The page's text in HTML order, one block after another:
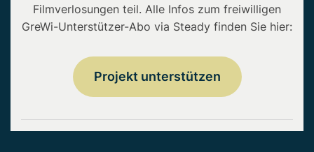
Filmverlosungen teil. Alle Infos zum freiwilligen
GreWi-Unterstützer-Abo via Steady finden Sie hier:
Projekt unterstützen